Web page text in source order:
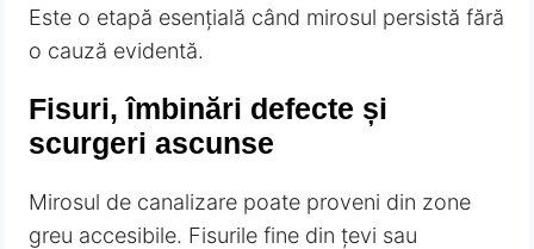
Este o etapă esențială când mirosul persistă fără
o cauză evidentă.
Fisuri, îmbinări defecte și
scurgeri ascunse
Mirosul de canalizare poate proveni din zone
greu accesibile. Fisurile fine din țevi sau